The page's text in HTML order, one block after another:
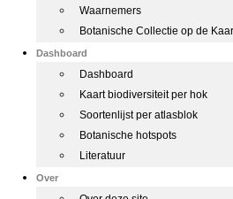
Waarnemers
Botanische Collectie op de
Dashboard
Dashboard
Kaart biodiversiteit per hok
Soortenlijst per atlasblok
Botanische hotspots
Literatuur
Over